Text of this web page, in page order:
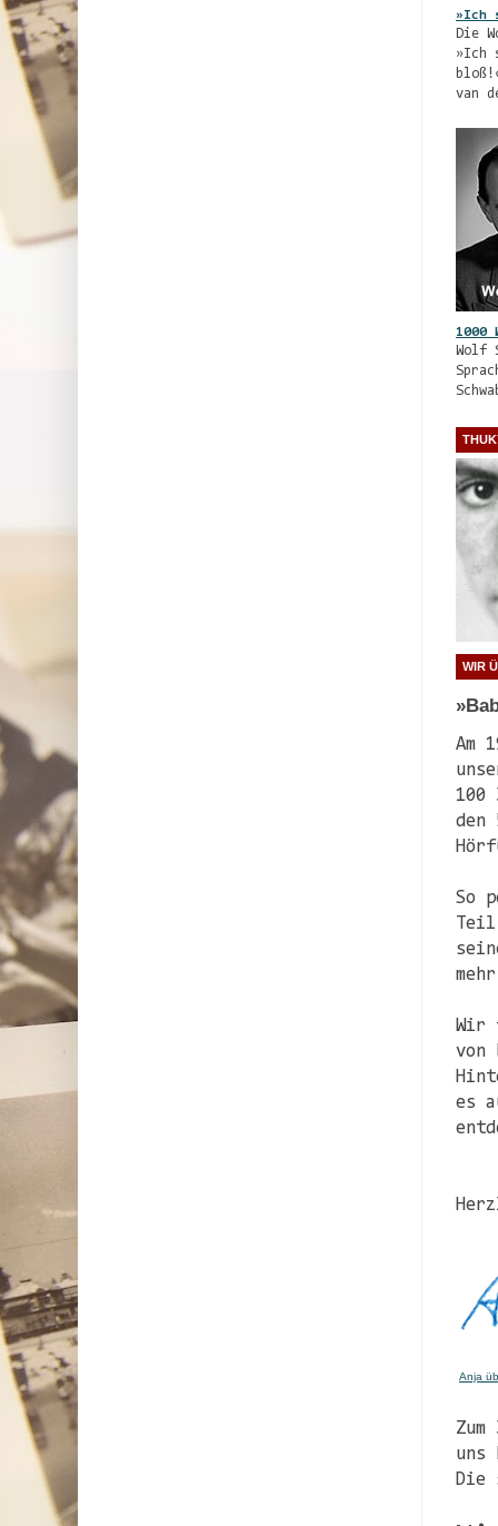
»Ich
Die
»Ich
van
1000
Wolf
WIR
Am
100
den
So
Teil
Wir
von
es
Anja
uns
Die